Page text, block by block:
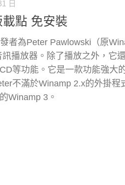
日
點 免安裝
者為Peter Pawlowski（原
播放器。除了播放之外，它
等功能。它是一款功能強大
不滿於Winamp 2.x的外掛程
Winamp 3。